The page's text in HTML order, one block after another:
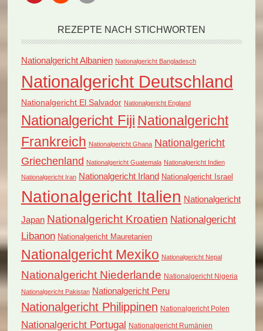
REZEPTE NACH STICHWORTEN
Nationalgericht Albanien Nationalgericht Bangladesch
Nationalgericht Deutschland
Nationalgericht El Salvador Nationalgericht England
Nationalgericht Fiji Nationalgericht
Frankreich Nationalgericht Ghana Nationalgericht
Griechenland Nationalgericht Guatemala Nationalgericht Indien
Nationalgericht Iran Nationalgericht Irland Nationalgericht Israel
Nationalgericht Italien Nationalgericht
Japan Nationalgericht Kroatien Nationalgericht
Libanon Nationalgericht Mauretanien
Nationalgericht Mexiko Nationalgericht Nepal
Nationalgericht Niederlande Nationalgericht Nigeria
Nationalgericht Pakistan Nationalgericht Peru
Nationalgericht Philippinen Nationalgericht Polen
Nationalgericht Portugal Nationalgericht Rumänien